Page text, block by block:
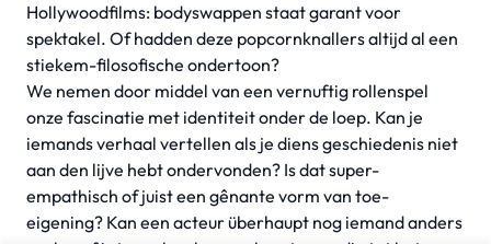
Hollywoodfilms: bodyswappen staat garant voor
spektakel. Of hadden deze popcornknallers altijd al een
stiekem-filosofische ondertoon?
We nemen door middel van een vernuftig rollenspel
onze fascinatie met identiteit onder de loep. Kan je
iemands verhaal vertellen als je diens geschiedenis niet
aan den lijve hebt ondervonden? Is dat super-
empathisch of juist een gênante vorm van toe-
eigening? Kan een acteur überhaupt nog iemand anders